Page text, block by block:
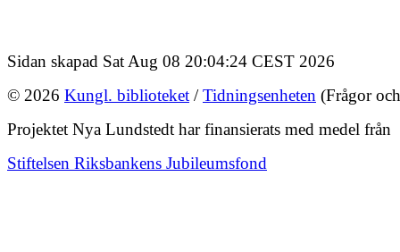
Sidan skapad Sat Aug 08 20:04:24 CEST 2026
© 2026 Kungl. biblioteket /Tidningsenheten (Frågor
Projektet Nya Lundstedt har finansierats med medel från
Stiftelsen Riksbankens Jubileumsfond